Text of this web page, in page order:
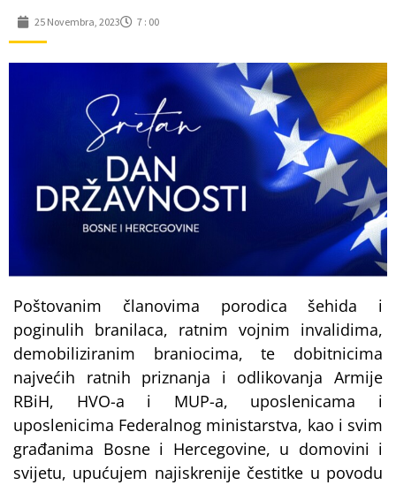
25 Novembra, 2023 7 : 00
Poštovanim članovima porodica šehida i
poginulih branilaca, ratnim vojnim invalidima,
demobiliziranim braniocima, te dobitnicima
najvećih ratnih priznanja i odlikovanja Armije
RBiH, HVO-a i MUP-a, uposlenicama i
uposlenicima Federalnog ministarstva, kao i svim
građanima Bosne i Hercegovine, u domovini i
svijetu, upućujem najiskrenije čestitke u povodu